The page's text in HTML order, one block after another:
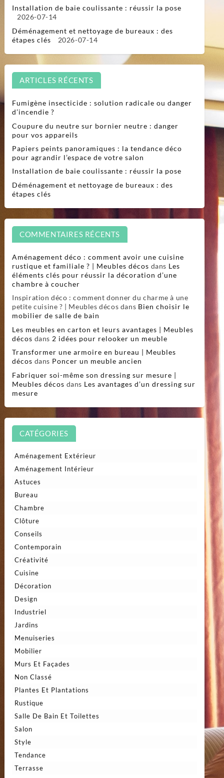
Installation de baie coulissante : réussir la pose
2026-07-14
Déménagement et nettoyage de bureaux : des
étapes clés
2026-07-14
ARTICLES RÉCENTS
Fumigène insecticide : solution radicale ou danger
d’incendie ?
Coupure du neutre sur bornier neutre : danger
pour vos appareils
Papiers peints panoramiques : la tendance déco
pour agrandir l’espace de votre salon
Installation de baie coulissante : réussir la pose
Déménagement et nettoyage de bureaux : des
étapes clés
COMMENTAIRES RÉCENTS
Aménagement déco : comment avoir une cuisine
rustique et familiale ? | Meubles décos dans Les
éléments clés pour réussir la décoration d’une
chambre à coucher
Inspiration déco : comment donner du charme à une
petite cuisine ? | Meubles décos dans Bien choisir le
mobilier de salle de bain
Les meubles en carton et leurs avantages | Meubles
décos dans 2 idées pour relooker un meuble
Transformer une armoire en bureau | Meubles
décos dans Poncer un meuble ancien
Fabriquer soi-même son dressing sur mesure |
Meubles décos dans Les avantages d’un dressing sur
mesure
CATÉGORIES
Aménagement Extérieur
Aménagement Intérieur
Astuces
Bureau
Chambre
Clôture
Conseils
Contemporain
Créativité
Cuisine
Décoration
Design
Industriel
Jardins
Menuiseries
Mobilier
Murs Et Façades
Non Classé
Plantes Et Plantations
Rustique
Salle De Bain Et Toilettes
Salon
Style
Tendance
Terrasse